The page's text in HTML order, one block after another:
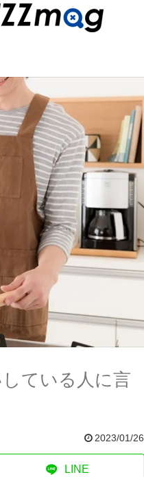
している人に言
2023/01/26
LINE